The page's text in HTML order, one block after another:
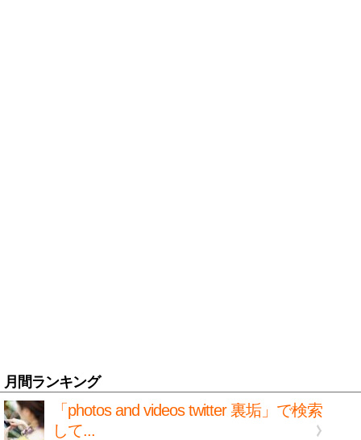
月間ランキング
「photos and videos twitter 裏垢」で検索
して...